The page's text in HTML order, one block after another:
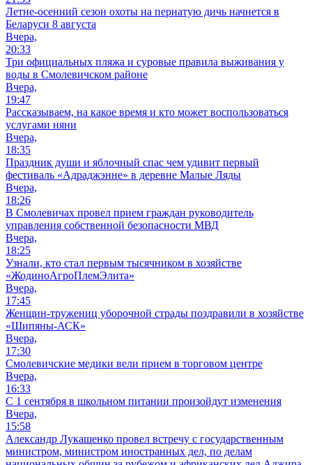
Летне-осенний сезон охоты на пернатую дичь начнется в
Беларуси 8 августа
Вчера,
20:33
Три официальных пляжа и суровые правила выживания у
воды в Смолевичском районе
Вчера,
19:47
Рассказываем, на какое время и кто может воспользоваться
услугами няни
Вчера,
18:35
Праздник души и яблочный спас чем удивит первый
фестиваль «Адраджэнне» в деревне Малые Ляды
Вчера,
18:26
В Смолевичах провел прием граждан руководитель
управления собственной безопасности МВД
Вчера,
18:25
Узнали, кто стал первым тысячником в хозяйстве
«ЖодиноАгроПлемЭлита»
Вчера,
17:45
Женщин-тружениц уборочной страды поздравили в хозяйстве
«Шипяны-АСК»
Вчера,
17:30
Смолевичские медики вели прием в торговом центре
Вчера,
16:33
С 1 сентября в школьном питании произойдут изменения
Вчера,
15:58
Александр Лукашенко провел встречу с государственным
министром, министром иностранных дел, по делам